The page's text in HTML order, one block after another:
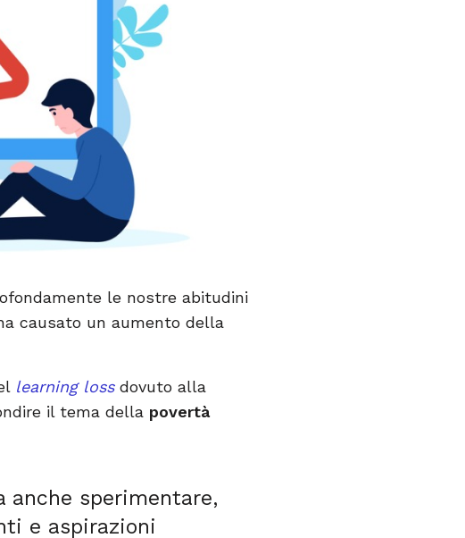
le nostre abitudini
causato un aumento della
learning lossdovuto alla
il tema della povertà
anche sperimentare,
e aspirazioni